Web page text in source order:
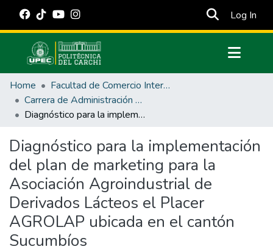
Log In
Communities & Collections
All of DSpace
Statistics
Estadísticas Externas
Manuales
Home
Facultad de Comercio Internacional, Integración, Administración y Economía Empresarial
Carrera de Administración de Empresas y Marketing
Diagnóstico para la implementación del plan de marketing para la Asociación Agroindustrial de Derivados Lácteos el Placer AGROLAP ubicada en el cantón Sucumbíos
Diagnóstico para la implementación
del plan de marketing para la
Asociación Agroindustrial de
Derivados Lácteos el Placer
AGROLAP ubicada en el cantón
Sucumbíos